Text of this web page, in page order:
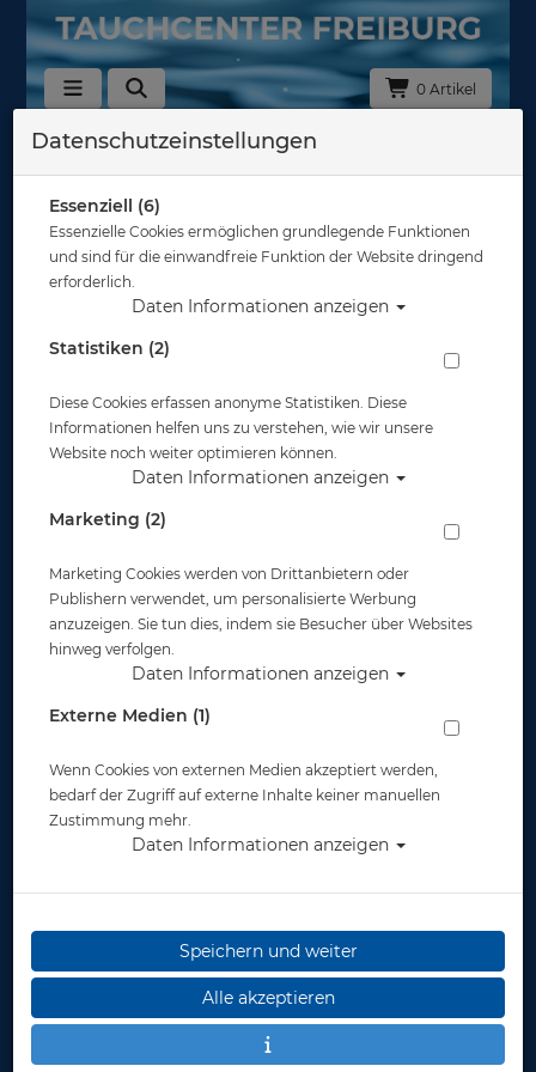
0 Artikel
20202000 - Lavacore & Ultra Skin
In dieser Ansicht sind keine Produkte verfügbar
Gut abgesichert?
Informationen
Zahlungsmöglichkeiten
Widerruf
* inkl. MwSt.zzgl. Versandkosten
Datenschutzeinstellungen
Essenziell (6)
Essenzielle Cookies ermöglichen grundlegende Funktionen
und sind für die einwandfreie Funktion der Website dringend
erforderlich.
Daten Informationen anzeigen
Statistiken (2)
Diese Cookies erfassen anonyme Statistiken. Diese
Informationen helfen uns zu verstehen, wie wir unsere
Website noch weiter optimieren können.
Daten Informationen anzeigen
Marketing (2)
Marketing Cookies werden von Drittanbietern oder
Publishern verwendet, um personalisierte Werbung
anzuzeigen. Sie tun dies, indem sie Besucher über Websites
hinweg verfolgen.
Daten Informationen anzeigen
Externe Medien (1)
Wenn Cookies von externen Medien akzeptiert werden,
bedarf der Zugriff auf externe Inhalte keiner manuellen
Zustimmung mehr.
Daten Informationen anzeigen
Speichern und weiter
Alle akzeptieren